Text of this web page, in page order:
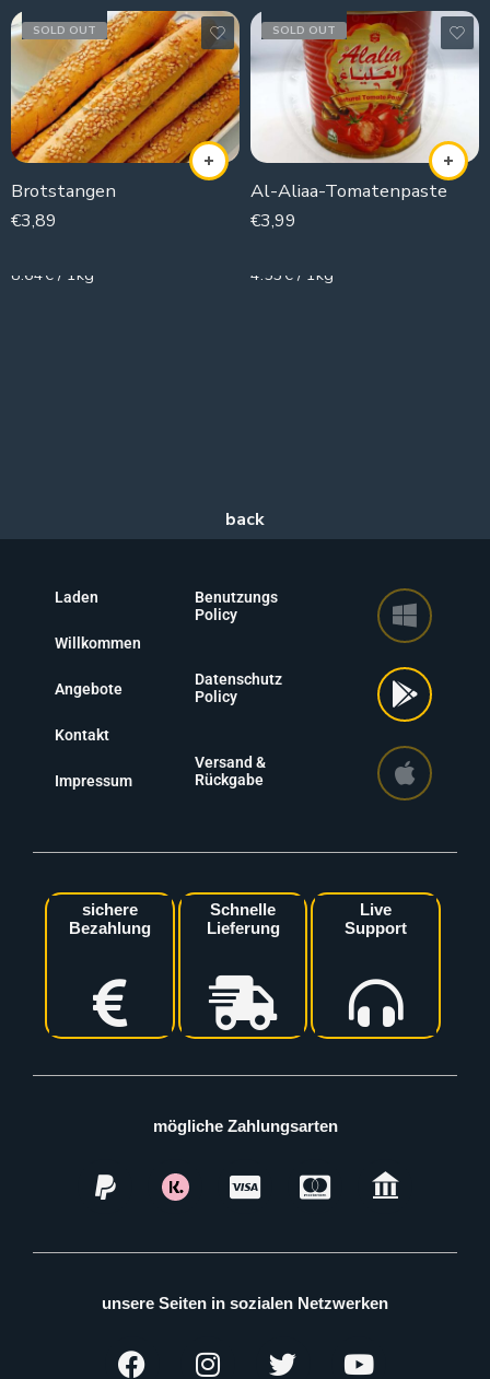
SOLD OUT
Brotstangen
€3,89
8.64€ / 1kg
SOLD OUT
Al-Aliaa-Tomatenpaste
€3,99
4.53€ / 1kg
Laden
Willkommen
Angebote
Kontakt
Impressum
Benutzungs
Policy
Datenschutz
Policy
Versand &
Rückgabe
sichere
Bezahlung
Schnelle
Lieferung
Live
Support
mögliche Zahlungsarten
unsere Seiten in sozialen Netzwerken